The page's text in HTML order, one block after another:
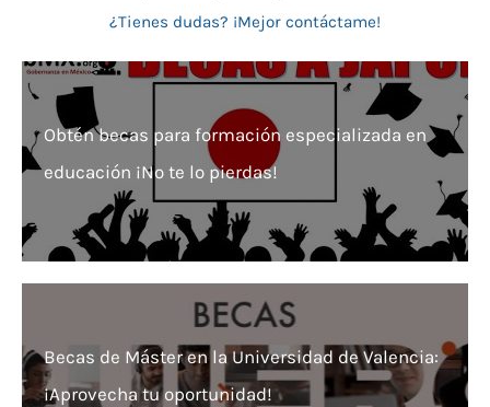
¿Tienes dudas? ¡Mejor contáctame!
Obtén becas para formación especializada en
educación ¡No te lo pierdas!
Becas de Máster en la Universidad de Valencia:
¡Aprovecha tu oportunidad!